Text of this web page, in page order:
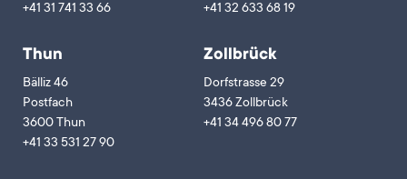
+41 31 741 33 66
+41 32 633 68 19
Thun
Bälliz 46
Postfach
3600 Thun
+41 33 531 27 90
Zollbrück
Dorfstrasse 29
3436 Zollbrück
+41 34 496 80 77